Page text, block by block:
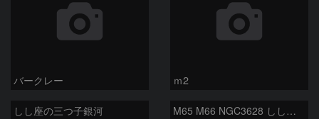
バークレー ｍ2
しし座の三つ子銀河 M65 M66 NGC3628 しし座トリオ銀河 しし座